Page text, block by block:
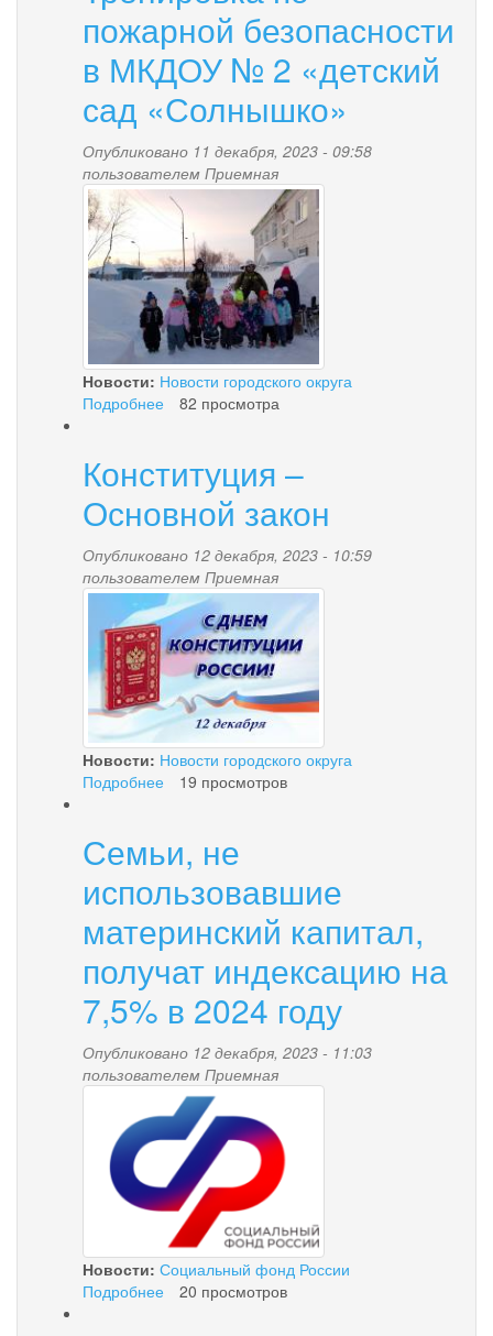
комиссии
пожарной безопасности
в МКДОУ № 2 «детский
сад «Солнышко»
Опубликовано 11 декабря, 2023 - 09:58
пользователем Приемная
Новости: Новости городского округа
Подробнее
пожарной
безопасности
в
№
2
«детский
сад
«Солнышко»
82 просмотра
Конституция –
Основной закон
Опубликовано 12 декабря, 2023 - 10:59
пользователем Приемная
k3.jpg
Новости: Новости городского округа
Подробнее
Основной
закон
19 просмотров
Семьи, не
использовавшие
материнский капитал,
получат индексацию на
7,5% в 2024 году
Опубликовано 12 декабря, 2023 - 11:03
пользователем Приемная
1.png
Новости: Социальный фонд России
Подробнее
20 просмотров